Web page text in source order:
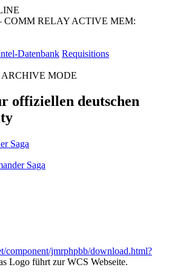
RELAY ACTIVE MEM:
Datenbank Requisitions
ARCHIVE MODE
offiziellen deutschen
Saga
Saga
component/jmrphpbb/download.html?
Logo führt zur WCS Webseite.